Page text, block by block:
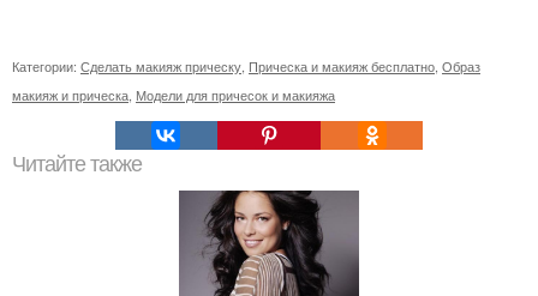
Категории: Сделать макияж прическу Прическа и макияж бесплатно Образ
макияж и прическа Модели для причесок и макияжа
Читайте также